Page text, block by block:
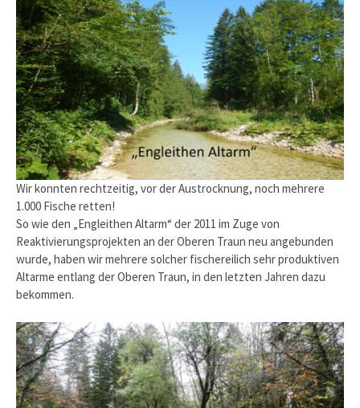
Wir konnten rechtzeitig, vor der Austrocknung, noch mehrere
1.000 Fische retten!
So wie den „Engleithen Altarm“ der 2011 im Zuge von
Reaktivierungsprojekten an der Oberen Traun neu angebunden
wurde, haben wir mehrere solcher fischereilich sehr produktiven
Altarme entlang der Oberen Traun, in den letzten Jahren dazu
bekommen.